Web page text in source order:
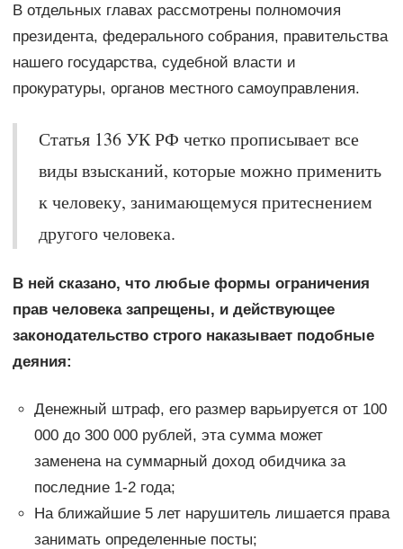
В отдельных главах рассмотрены полномочия
президента, федерального собрания, правительства
нашего государства, судебной власти и
прокуратуры, органов местного самоуправления.
Статья 136 УК РФ четко прописывает все
виды взысканий, которые можно применить
к человеку, занимающемуся притеснением
другого человека.
В ней сказано, что любые формы ограничения
прав человека запрещены, и действующее
законодательство строго наказывает подобные
деяния:
Денежный штраф, его размер варьируется от 100
000 до 300 000 рублей, эта сумма может
заменена на суммарный доход обидчика за
последние 1-2 года;
На ближайшие 5 лет нарушитель лишается права
занимать определенные посты;